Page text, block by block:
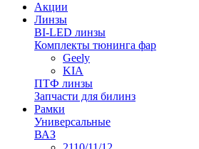
Акции
Линзы
BI-LED линзы
Комплекты тюнинга фар
Geely
KIA
ПТФ линзы
Запчасти для билинз
Рамки
Универсальные
ВАЗ